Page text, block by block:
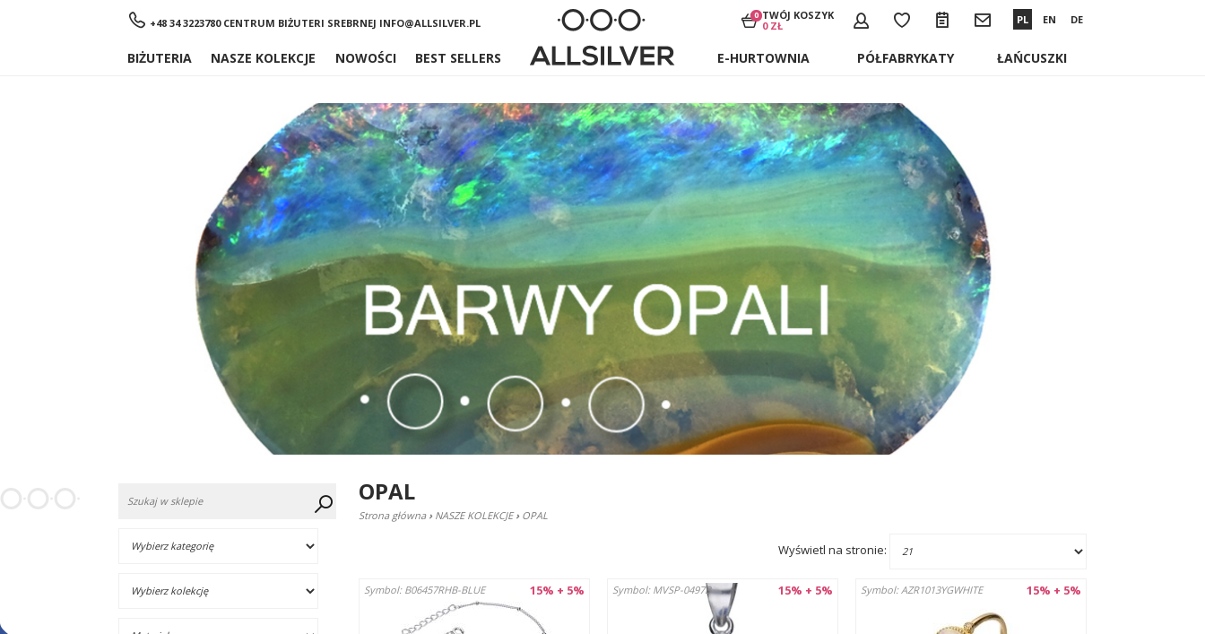
+48 34 3223780 CENTRUM BIŻUTERI SREBRNEJ INFO@ALLSILVER.PL
TWÓJ KOSZYK
0 ZŁ
0 PL EN DE
Menu
BIŻUTERIA NASZE KOLEKCJE NOWOŚCI BEST SELLERS E-HURTOWNIA PÓŁFABRYKATY ŁAŃCUSZKI
OPAL
Strona główna › NASZE KOLEKCJE › OPAL
Wyświetl na stronie:
15% + 5%
Symbol: B06457RHB-BLUE 15% + 5%
Symbol: MVSP-0497B 15% + 5%
Symbol: AZR1013YGWHITE